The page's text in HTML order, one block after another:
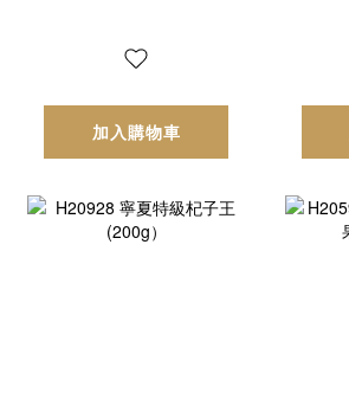
加入購物車